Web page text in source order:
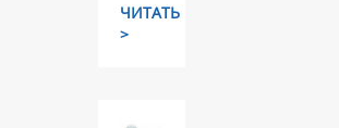
ЧИТАТЬ
>